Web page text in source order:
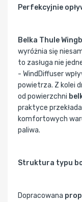
Perfekcyjnie
Belka Thule
wyróżnia się
to zasługa nie
- WindDiffuser
powietrza. Z kolei
od powierzchni
praktyce
komfortowych
paliwa.
Struktura typu
Dopracowana